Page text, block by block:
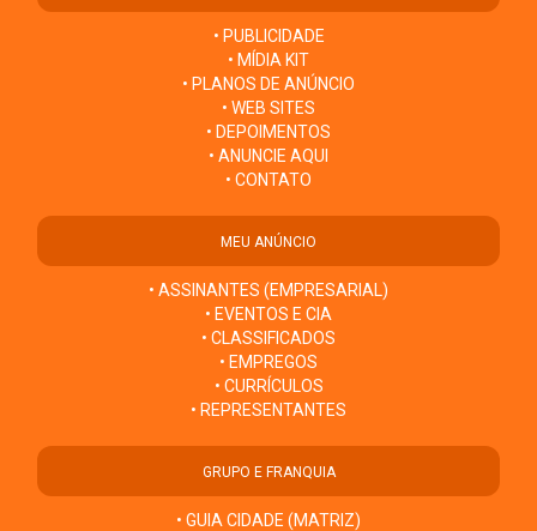
• PUBLICIDADE
• MÍDIA KIT
• PLANOS DE ANÚNCIO
• WEB SITES
• DEPOIMENTOS
• ANUNCIE AQUI
• CONTATO
MEU ANÚNCIO
• ASSINANTES (EMPRESARIAL)
• EVENTOS E CIA
• CLASSIFICADOS
• EMPREGOS
• CURRÍCULOS
• REPRESENTANTES
GRUPO E FRANQUIA
• GUIA CIDADE (MATRIZ)